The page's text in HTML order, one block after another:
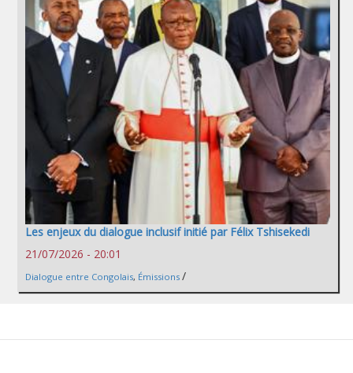
Les enjeux du dialogue inclusif initié par Félix Tshisekedi
21/07/2026 - 20:01
Dialogue entre Congolais, Émissions /